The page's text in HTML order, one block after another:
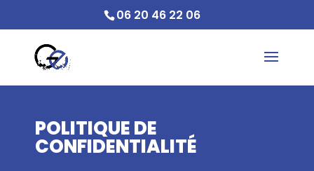
06 20 46 22 06
POLITIQUE DE
CONFIDENTIALITÉ